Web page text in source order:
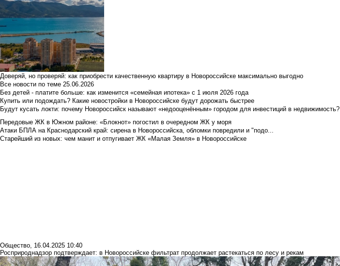
Доверяй, но проверяй: как приобрести качественную квартиру в Новороссийске максимально выгодно
Все новости по теме 25.06.2026
Без детей - платите больше: как изменится «семейная ипотека» с 1 июля 2026 года
Купить или подождать? Какие новостройки в Новороссийске будут дорожать быстрее
Будут кусать локти: почему Новороссийск называют «недооценённым» городом для инвестиций в недвижимость?
Передовые ЖК в Южном районе: «Блокнот» погостил в очередном ЖК у моря
Атаки БПЛА на Краснодарский край: сирена в Новороссийска, обломки повредили и "подо...
Старейший из новых: чем манит и отпугивает ЖК «Малая Земля» в Новороссийске
Общество, 16.04.2025 10:40
Росприроднадзор подтверждает: в Новороссийске фильтрат продолжает растекаться по лесу и рекам